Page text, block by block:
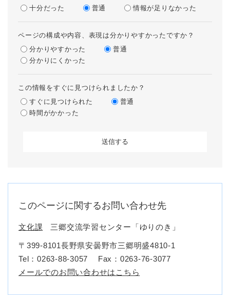
十分だった 普通 情報が足りなかった
ページの構成や内容、表現は分かりやすかったですか？
分かりやすかった
普通
分かりにくかった
この情報をすぐに見つけられましたか？
すぐに見つけられた
普通
時間がかかった
このページに関するお問い合わせ先
文化課 三郷交流学習センター「ゆりのき」
〒399-8101長野県安曇野市三郷明盛4810-1
Tel：0263‐88-3057
Fax：0263-76-3077
メールでのお問い合わせはこちら